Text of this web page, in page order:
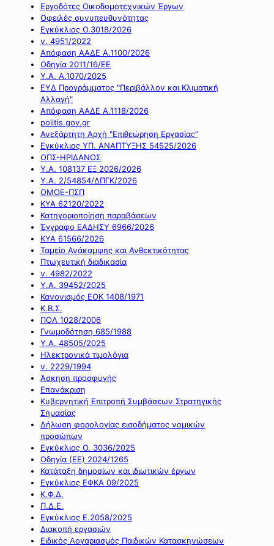
Εργοδότες Οικοδομοτεχνικών Έργων
Οφειλές συνυπευθυνότητας
Εγκύκλιος Ο.3018/2026
ν. 4951/2022
Απόφαση ΑΑΔΕ Α.1100/2026
Οδηγία 2011/16/ΕΕ
Υ.Α. Α.1070/2025
ΕΥΔ Προγράμματος "Περιβάλλον και Κλιματική
Αλλαγή"
Απόφαση ΑΑΔΕ Α.1118/2026
politis.gov.gr
Ανεξάρτητη Αρχή "Επιθεώρηση Εργασίας"
Εγκύκλιος ΥΠ. ΑΝΑΠΤΥΞΗΣ 54525/2026
ΟΠΣ-ΗΡΙΔΑΝΟΣ
Υ.Α. 108137 ΕΞ 2026/2026
Υ.Α. 2/54854/ΔΠΓΚ/2026
ΟΜΟΕ-ΠΣΠ
ΚΥΑ 62120/2022
Κατηγοριοποίηση παραβάσεων
Έγγραφο ΕΑΔΗΣΥ 6966/2026
ΚΥΑ 61566/2026
Ταμείο Ανάκαμψης και Ανθεκτικότητας
Πτωχευτική διαδικασία
ν. 4982/2022
Υ.Α. 39452/2025
Κανονισμός ΕΟΚ 1408/1971
Κ.Β.Σ.
ΠΟΛ 1028/2006
Γνωμοδότηση 685/1988
Υ.Α. 48505/2025
Ηλεκτρονικά τιμολόγια
ν. 2229/1994
Άσκηση προσφυγής
Επανάκριση
Κυβερνητική Επιτροπή Συμβάσεων Στρατηγικής
Σημασίας
Δήλωση φορολογίας εισοδήματος νομικών
προσώπων
Εγκύκλιος Ο. 3036/2025
Οδηγία (ΕΕ) 2024/1265
Κατάταξη δημοσίων και ιδιωτικών έργων
Εγκύκλιος ΕΦΚΑ 09/2025
Κ.Φ.Δ.
Π.Δ.Ε.
Εγκύκλιος Ε.2058/2025
Διακοπή εργασιών
Ειδικός Λογαριασμός Παιδικών Κατασκηνώσεων